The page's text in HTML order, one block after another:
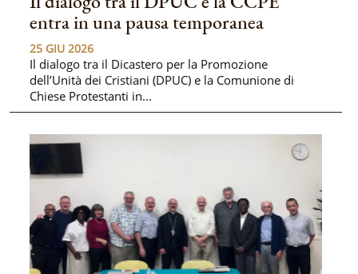
entra in una pausa temporanea
25 GIU 2026
Il dialogo tra il Dicastero per la Promozione
dell’Unità dei Cristiani (DPUC) e la Comunione di
Chiese Protestanti in...